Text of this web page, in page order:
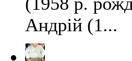
Андрій (1...